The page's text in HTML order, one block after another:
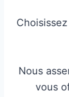
Nous
vous